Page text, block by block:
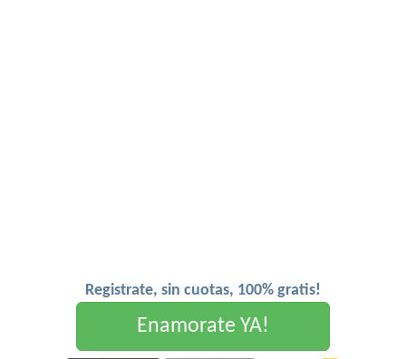
Registrate, sin cuotas, 100% gratis!
Enamorate YA!